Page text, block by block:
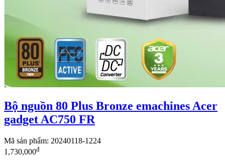
Bộ nguồn 80 Plus Bronze emachines Acer
gadget AC750 FR
Mã sản phẩm: 20240118-1224
1,730,000đ